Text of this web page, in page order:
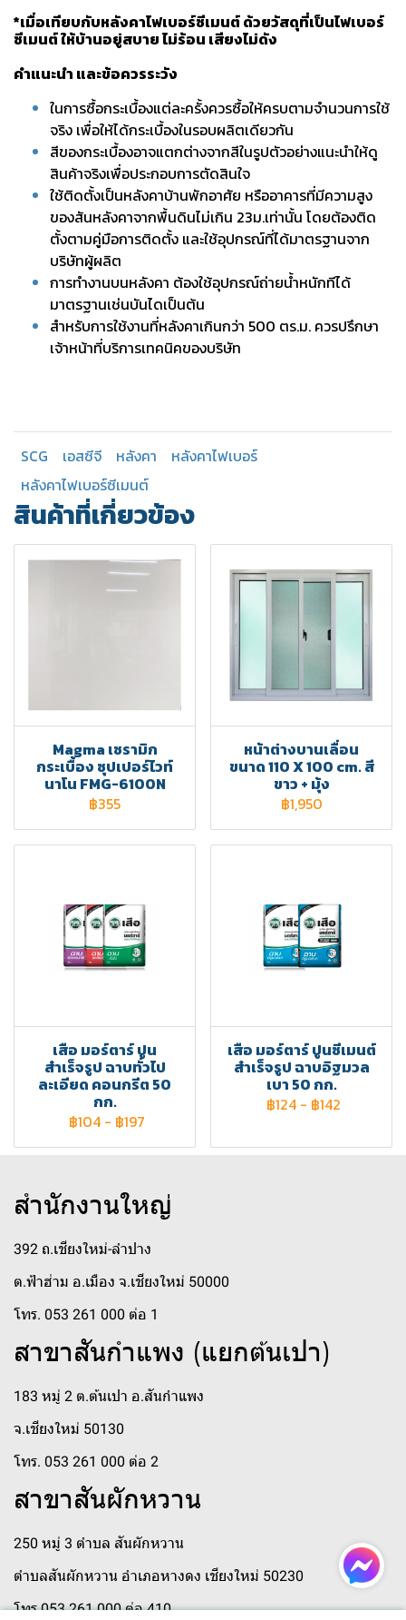
*เมื่อเทียบกับหลังคาไฟเบอร์ซีเมนต์ ด้วยวัสดุที่เป็นไฟเบอร์
ซีเมนต์ ให้บ้านอยู่สบาย ไม่ร้อน เสียงไม่ดัง
คำแนะนำ และข้อควรระวัง
ในการซื้อกระเบื้องแต่ละครั้งควรซื้อให้ครบตามจำนวนการใช้
จริง เพื่อให้ได้กระเบื้องในรอบผลิตเดียวกัน
สีของกระเบื้องอาจแตกต่างจากสีในรูปตัวอย่างแนะนำให้ดู
สินค้าจริงเพื่อประกอบการตัดสินใจ
ใช้ติดตั้งเป็นหลังคาบ้านพักอาศัย หรืออาคารที่มีความสูง
ของสันหลังคาจากพื้นดินไม่เกิน 23ม.เท่านั้น โดยต้องติด
ตั้งตามคู่มือการติดตั้ง และใช้อุปกรณ์ที่ได้มาตรฐานจาก
บริษัทผู้ผลิต
การทำงานบนหลังคา ต้องใช้อุปกรณ์ถ่ายน้ำหนักทีได้
มาตรฐานเช่นบันไดเป็นต้น
สำหรับการใช้งานที่หลังคาเกินกว่า 500 ตร.ม. ควรปรึกษา
เจ้าหน้าที่บริการเทคนิคของบริษัท
SCG เอสซีจี หลังคา
หลังคาไฟเบอร์
หลังคาไฟเบอร์ซีเมนต์
สินค้าที่เกี่ยวข้อง
Magma เซรามิก
กระเบื้อง ซุปเปอร์ไวท์
นาโน FMG-6100N
฿355
หน้าต่างบานเลื่อน
ขนาด 110 X 100 cm. สี
ขาว + มุ้ง
฿1,950
เสือ มอร์ตาร์ ปูน
สำเร็จรูป ฉาบทั่วไป
ละเอียด คอนกรีต 50
กก.
฿104 - ฿197
เสือ มอร์ตาร์ ปูนซีเมนต์
สำเร็จรูป ฉาบอิฐมวล
เบา 50 กก.
฿124 - ฿142
สำนักงานใหญ่
392 ถ.เชียงใหม่-ลำปาง
ต.ฟ้าฮ่าม อ.เมือง จ.เชียงใหม่ 50000
โทร. 053 261 000 ต่อ 1
สาขาสันกำแพง (แยกต้นเปา)
183 หมู่ 2 ต.ต้นเปา อ.สันกำแพง
จ.เชียงใหม่ 50130
โทร. 053 261 000 ต่อ 2
สาขาสันผักหวาน
250 หมู่ 3 ตำบล สันผักหวาน
ตำบลสันผักหวาน อำเภอหางดง เชียงใหม่ 50230
โทร 053 261 000 ต่อ 410